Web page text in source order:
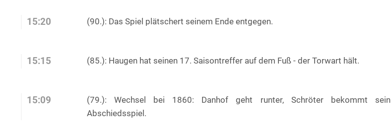
15:20 (90.): Das Spiel plätschert seinem Ende entgegen.
15:15 (85.): Haugen hat seinen 17. Saisontreffer auf dem Fuß - der Torwart hält.
15:09
(79.): Wechsel bei 1860: Danhof geht runter, Schröter bekommt sein
Abschiedsspiel.